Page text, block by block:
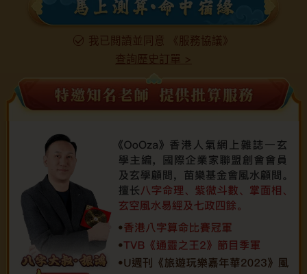
我已閲讀並同意 《服務協議》
查詢歷史訂單 >